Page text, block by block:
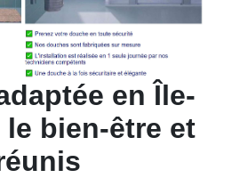
en Île-
bien-être et